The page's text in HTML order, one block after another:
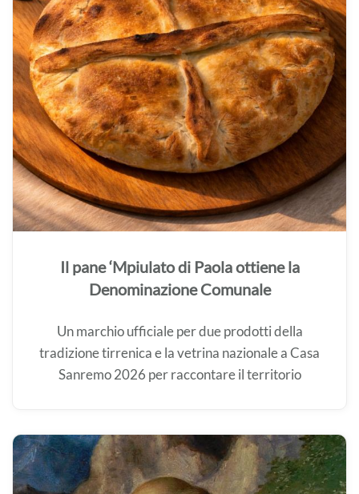
Il pane ‘Mpiulato di Paola ottiene la
Denominazione Comunale
Un marchio ufficiale per due prodotti della
tradizione tirrenica e la vetrina nazionale a Casa
Sanremo 2026 per raccontare il territorio